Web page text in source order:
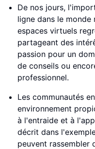
De nos jours,
ligne dans le monde
espaces virtuels
partageant des
passion pour un
de conseils ou
professionnel.
Les communautés
environnement
à l'entraide et à
décrit dans
peuvent rassembler